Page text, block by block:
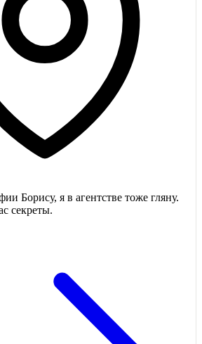
Борису, я в агентстве тоже гляну.
секреты.